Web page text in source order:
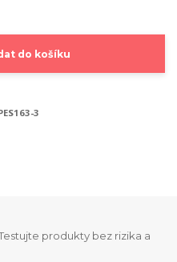
do košíku
3
produkty bez rizika a